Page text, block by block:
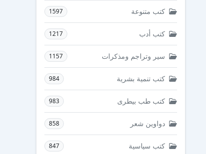
كتب متنوعة 1597
كتب أدب 1217
سير وتراجم ومذكرات 1157
كتب تنمية بشرية 984
كتب طب بيطرى 983
دواوين شعر 858
كتب سياسية 847